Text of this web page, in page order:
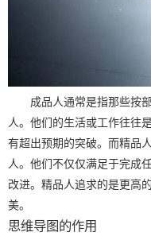
成品人通常是指那些按
人。他们的生活或工作往往
有超出预期的突破。而精品
人。他们不仅仅满足于完成
改进。精品人追求的是更高
美。
思维导图的作用